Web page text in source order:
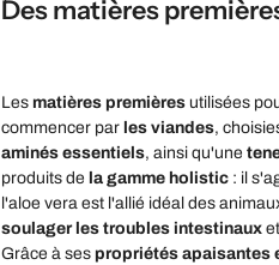
Des matières
Les matières premières utilisées
commencer par les viandes,
aminés essentiels, ainsi qu'une
produits de la gamme holistic : il
l'aloe vera est l'allié idéal des
soulager les troubles intestinaux
Grâce à ses propriétés apaisantes